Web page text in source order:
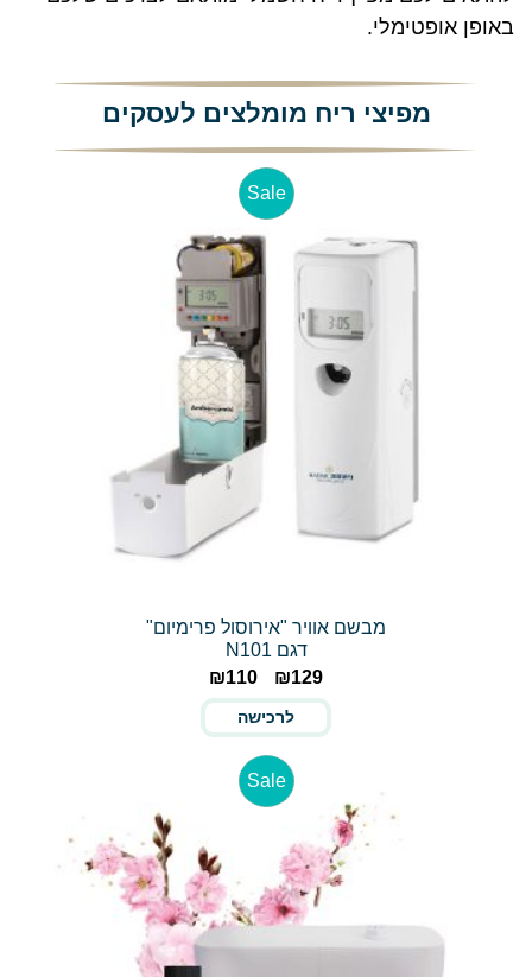
באופן אופטימלי.
מפיצי ריח מומלצים לעסקים
Sale
מבשם אוויר "אירוסול פרימיום"
דגם N101
₪129
₪110
לרכישה
Sale